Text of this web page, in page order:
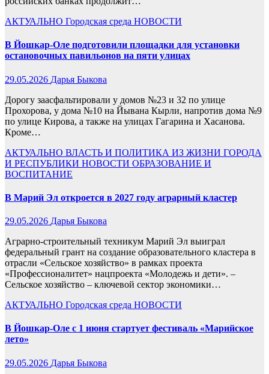
АКТУАЛЬНО Городская среда НОВОСТИ
В Йошкар-Оле подготовили площадки для установки
остановочных павильонов на пяти улицах
29.05.2026 Дарья Быкова
Дорогу заасфальтировали у домов №23 и 32 по улице
Прохорова, у дома №10 на Йывана Кырли, напротив дома №9
по улице Кирова, а также на улицах Гагарина и Хасанова.
Кроме…
АКТУАЛЬНО ВЛАСТЬ И ПОЛИТИКА ИЗ ЖИЗНИ ГОРОДА
И РЕСПУБЛИКИ НОВОСТИ ОБРАЗОВАНИЕ И
ВОСПИТАНИЕ
В Марий Эл откроется в 2027 году аграрный кластер
29.05.2026 Дарья Быкова
Аграрно-строительный техникум Марий Эл выиграл
федеральный грант на создание образовательного кластера в
отрасли «Сельское хозяйство» в рамках проекта
«Профессионалитет» нацпроекта «Молодежь и дети». –
Сельское хозяйство – ключевой сектор экономики…
АКТУАЛЬНО Городская среда НОВОСТИ
В Йошкар-Оле с 1 июня стартует фестиваль «Марийское
лето»
29.05.2026 Дарья Быкова